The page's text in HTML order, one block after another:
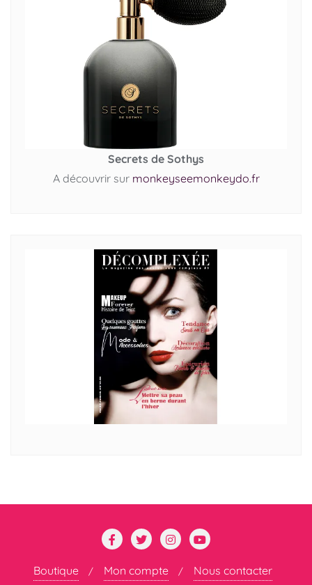
Secrets de Sothys
A découvrir sur monkeyseemonkeydo.fr
Boutique Mon compte
Nous contacter